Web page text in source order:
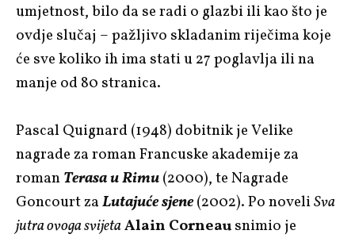
umjetnost, bilo da se radi o glazbi ili kao što je
ovdje slučaj – pažljivo skladanim riječima koje
će sve koliko ih ima stati u 27 poglavlja ili na
manje od 80 stranica.
Pascal Quignard (1948) dobitnik je Velike
nagrade za roman Francuske akademije za
romanTerasa u Rimu(2000), te Nagrade
Goncourt zaLutajuće sjene(2002). Po noveliSva
jutra ovoga svijetaAlain Corneausnimio je